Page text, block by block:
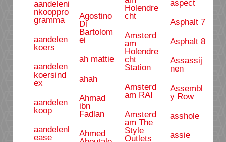
aandeleni
nkooppro
gramma
aandelen
koers
aandelen
koersind
ex
aandelen
koop
aandelenl
ease
Agostino
Di
Bartolom
ei
ah mattie
ahah
Ahmad
ibn
Fadlan
Ahmed
Holendre
cht
Amsterd
am
Holendre
cht
Station
Amsterd
am RAI
Amsterd
am The
Style
Outlets
aspect
Asphalt 7
Asphalt 8
Assassij
nen
Assembl
y Row
asshole
assie